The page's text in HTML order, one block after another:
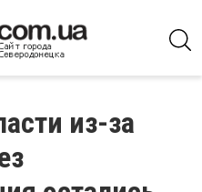
из-за